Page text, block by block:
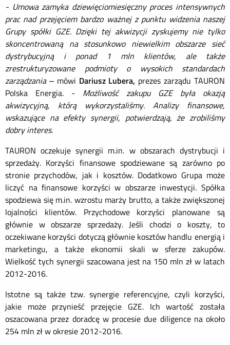
- Umowa zamyka dziewięciomiesięczny proces intensywnych
prac nad przejęciem bardzo ważnej z punktu widzenia naszej
Grupy spółki GZE. Dzięki tej akwizycji zyskujemy nie tylko
skoncentrowaną na stosunkowo niewielkim obszarze sieć
dystrybucyjną i ponad 1 mln klientów, ale także
zrestrukturyzowane podmioty o wysokich standardach
zarządzania – mówi Dariusz Lubera, prezes zarządu TAURON
Polska Energia. - Możliwość zakupu GZE była okazją
akwizycyjną, którą wykorzystaliśmy. Analizy finansowe,
wskazujące na efekty synergii, potwierdzają, że zrobiliśmy
dobry interes.
TAURON oczekuje synergii m.in. w obszarach dystrybucji i
sprzedaży. Korzyści finansowe spodziewane są zarówno po
stronie przychodów, jak i kosztów. Dodatkowo Grupa może
liczyć na finansowe korzyści w obszarze inwestycji. Spółka
spodziewa się m.in. wzrostu marży brutto, a także zwiększonej
lojalności klientów. Przychodowe korzyści planowane są
głównie w obszarze sprzedaży. Jeśli chodzi o koszty, to
oczekiwane korzyści dotyczą głównie kosztów handlu energią i
marketingu, a także ekonomii skali w sferze zakupów.
Wielkość tych synergii szacowana jest na 150 mln zł w latach
2012-2016.
Istotne są także tzw. synergie referencyjne, czyli korzyści,
jakie może przynieść przejęcie GZE. Ich wartość została
oszacowana przez doradcę w procesie due diligence na około
254 mln zł w okresie 2012-2016.